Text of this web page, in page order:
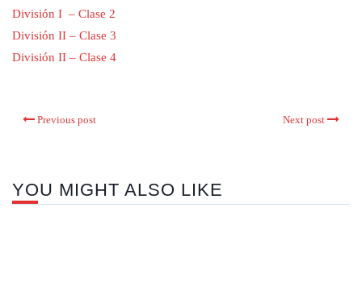
División I – Clase 2
División II – Clase 3
División II – Clase 4
Previous post Next post
YOU MIGHT ALSO LIKE